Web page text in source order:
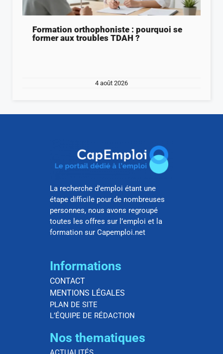
Formation orthophoniste : pourquoi se
former aux troubles TDAH ?
4 août 2026
La recherche d’emploi étant une
étape difficile pour de nombreuses
personnes, nous avons regroupé
toutes les offres sur l’emploi et la
formation sur Capemploi.net
Informations
CONTACT
MENTIONS LÉGALES
PLAN DE SITE
L’ÉQUIPE DE RÉDACTION
Nos thematiques